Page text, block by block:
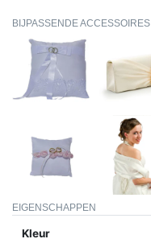
BIJPASSENDE ACCESSOIRES
EIGENSCHAPPEN
Kleur